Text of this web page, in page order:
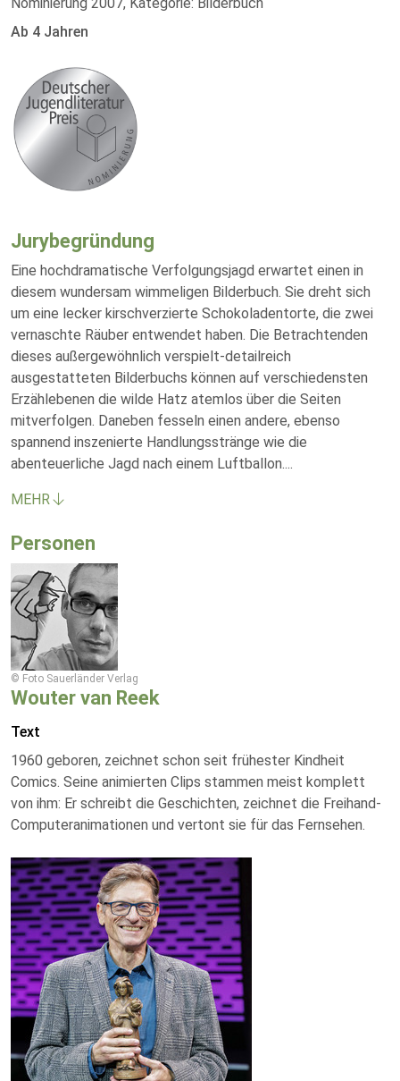
Ab 4 Jahren
Jurybegründung
Eine hochdramatische Verfolgungsjagd erwartet einen in
diesem wundersam wimmeligen Bilderbuch. Sie dreht sich
um eine lecker kirschverzierte Schokoladentorte, die zwei
vernaschte Räuber entwendet haben. Die Betrachtenden
dieses außergewöhnlich verspielt-detailreich
ausgestatteten Bilderbuchs können auf verschiedensten
Erzählebenen die wilde Hatz atemlos über die Seiten
mitverfolgen. Daneben fesseln einen andere, ebenso
spannend inszenierte Handlungsstränge wie die
abenteuerliche Jagd nach einem Luftballon....
MEHR
Personen
© Foto Sauerländer Verlag
Wouter van Reek
Text
1960 geboren, zeichnet schon seit frühester Kindheit
Comics. Seine animierten Clips stammen meist komplett
von ihm: Er schreibt die Geschichten, zeichnet die Freihand-
Computeranimationen und vertont sie für das Fernsehen.